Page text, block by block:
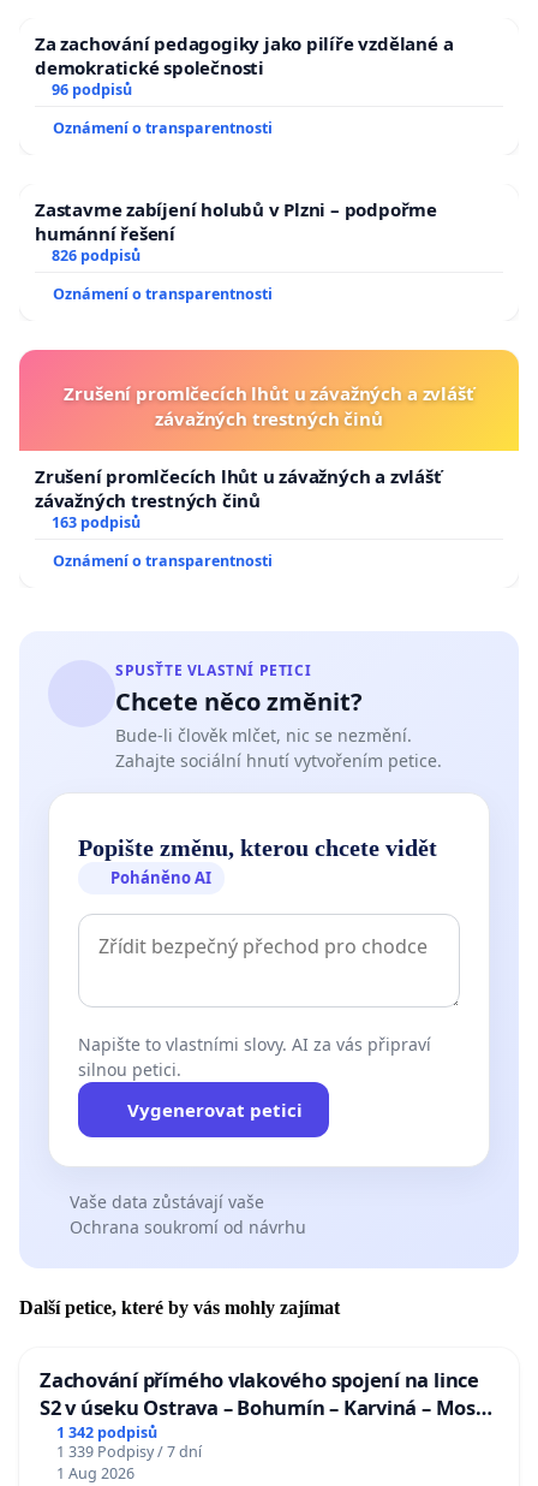
Za zachování pedagogiky jako pilíře vzdělané a
demokratické společnosti
96 podpisů
Oznámení o transparentnosti
Zastavme zabíjení holubů v Plzni – podpořme
humánní řešení
826 podpisů
Oznámení o transparentnosti
Zrušení promlčecích lhůt u závažných a zvlášť
závažných trestných činů
Zrušení promlčecích lhůt u závažných a zvlášť
závažných trestných činů
163 podpisů
Oznámení o transparentnosti
SPUSŤTE VLASTNÍ PETICI
Chcete něco změnit?
Bude-li člověk mlčet, nic se nezmění.
Zahajte sociální hnutí vytvořením petice.
Popište změnu, kterou chcete vidět
Poháněno AI
Napište to vlastními slovy. AI za vás připraví
silnou petici.
Vygenerovat petici
Vaše data zůstávají vaše
Ochrana soukromí od návrhu
Další petice, které by vás mohly zajímat
Zachování přímého vlakového spojení na lince
S2 v úseku Ostrava – Bohumín – Karviná – Mosty
u Jablunkova
1 342 podpisů
1 339 Podpisy / 7 dní
1 Aug 2026